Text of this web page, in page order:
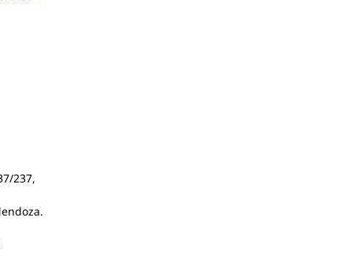
237,